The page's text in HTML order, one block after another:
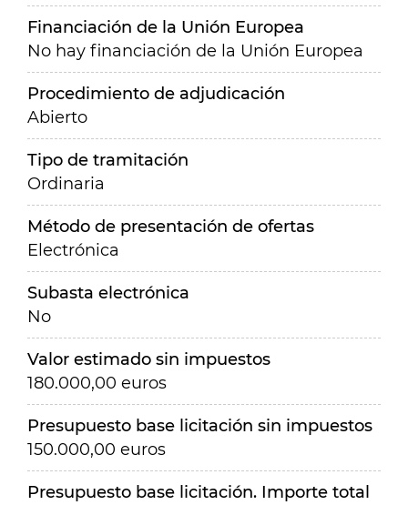
Financiación de la Unión Europea
No hay financiación de la Unión Europea
Procedimiento de adjudicación
Abierto
Tipo de tramitación
Ordinaria
Método de presentación de ofertas
Electrónica
Subasta electrónica
No
Valor estimado sin impuestos
180.000,00 euros
Presupuesto base licitación sin impuestos
150.000,00 euros
Presupuesto base licitación. Importe total